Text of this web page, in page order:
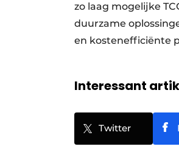
zo laag mogelijke
duurzame
en kostenefficiënte
Interessant
Twitter